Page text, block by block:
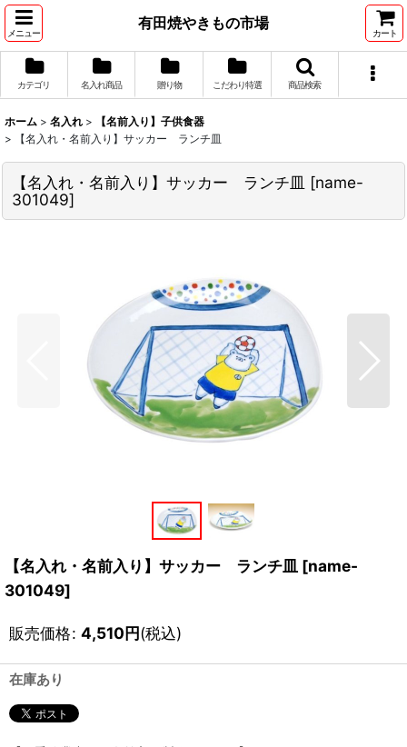
メニュー
有田焼やきもの市場
カート
カテゴリ 名入れ商品 贈り物 こだわり特選 商品検索
ホーム > 名入れ >
【名前入り】子供食器
>
【名入れ・名前入り】サッカー ランチ皿
【名入れ・名前入り】サッカー ランチ皿 [name-
301049]
【名入れ・名前入り】サッカー ランチ皿 [name-
301049]
販売価格: 4,510円(税込)
在庫あり